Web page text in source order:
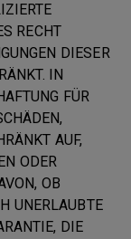
RECHT
DIESER
IN
FÜR
AUF,
ODER
OB
UNERLAUBTE
DIE